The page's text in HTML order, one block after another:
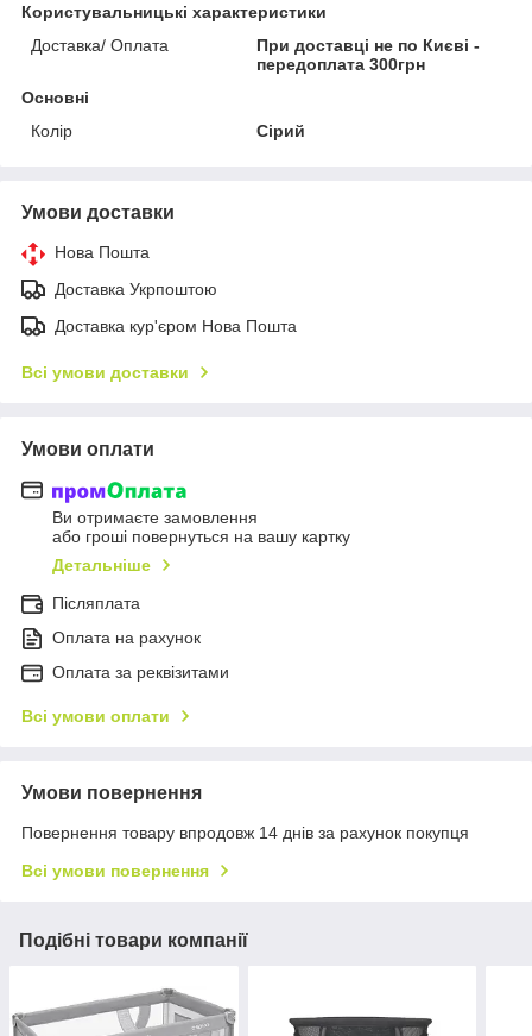
Користувальницькі характеристики
Доставка/ Оплата
При доставці не по Києві -
передоплата 300грн
Основні
Колір
Сірий
Умови доставки
Нова Пошта
Доставка Укрпоштою
Доставка кур'єром Нова Пошта
Всі умови доставки
Умови оплати
Ви отримаєте замовлення
або гроші повернуться на вашу картку
Детальніше
Післяплата
Оплата на рахунок
Оплата за реквізитами
Всі умови оплати
Умови повернення
Повернення товару впродовж 14 днів за рахунок покупця
Всі умови повернення
Подібні товари компанії